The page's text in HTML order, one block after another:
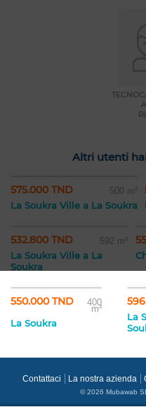
Altri utenti
575.000 TND 500 m²
La Soukra Ville a La Soukra
532.800 TND 592 m²
La Soukra Ville a La
Soukra
550.000 TND 400
m²
La Soukra
La
Contattaci La nostra azienda
© 2026 Mubawab